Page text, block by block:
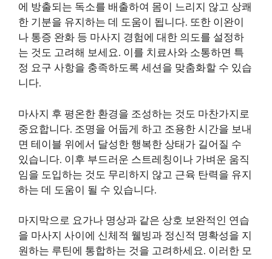
에 방출되는 독소를 배출하여 몸이 느리지 않고 상쾌
한 기분을 유지하는 데 도움이 됩니다. 또한 이완이
나 통증 완화 등 마사지 경험에 대한 의도를 설정하
는 것도 고려해 보세요. 이를 치료사와 소통하면 특
정 요구 사항을 충족하도록 세션을 맞춤화할 수 있습
니다.
마사지 후 평온한 환경을 조성하는 것도 마찬가지로
중요합니다. 조명을 어둡게 하고 조용한 시간을 보내
면 테이블 위에서 달성한 행복한 상태가 길어질 수
있습니다. 이후 부드러운 스트레칭이나 가벼운 움직
임을 도입하는 것도 무리하지 않고 근육 탄력을 유지
하는 데 도움이 될 수 있습니다.
마지막으로 요가나 명상과 같은 상호 보완적인 연습
을 마사지 사이에 신체적 웰빙과 정신적 명확성을 지
원하는 루틴에 통합하는 것을 고려하세요. 이러한 모